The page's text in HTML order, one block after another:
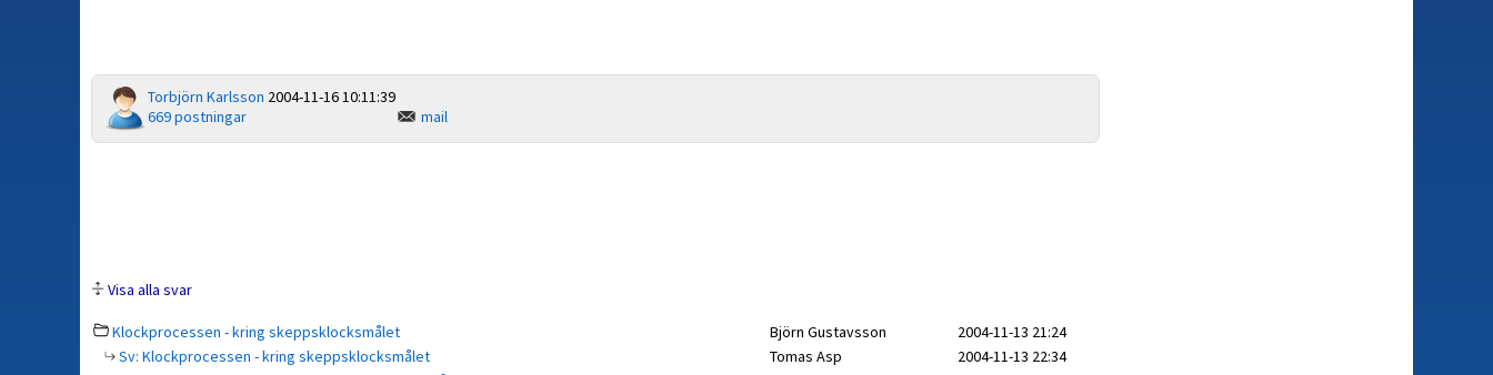
Torbjörn Karlsson 2004-11-16 10:11:39
669 postningar
mail
Visa alla svar
Klockprocessen - kring skeppsklocksmålet Björn Gustavsson
2004-11-13 21:24
Sv: Klockprocessen - kring skeppsklocksmålet
Tomas Asp
2004-11-13 22:34